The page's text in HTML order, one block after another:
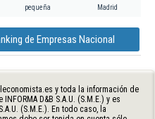
pequeña Madrid
de Empresas Nacional
y toda la información de
D&B S.A.U. (S.M.E.) y es
(S.M.E.). En todo caso, la